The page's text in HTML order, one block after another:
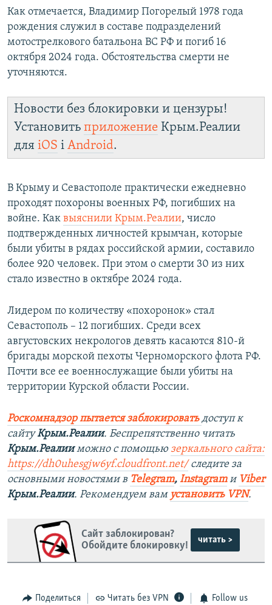
ПОБЕДИТЕЛЕЙ НЕ СУДЯТ?
КРЫМ.НЕПОКОРЕННЫЙ
Все сайты RFE/RL
Как отмечается, Владимир Погорелый 1978 года
рождения служил в составе подразделений
мотострелкового батальона ВС РФ и погиб 16
октября 2024 года. Обстоятельства смерти не
уточняются.
Новости без блокировки и цензуры!
Установить приложение Крым.Реалии
для iOS і Android.
В Крыму и Севастополе практически ежедневно
проходят похороны военных РФ, погибших на
войне. Как выяснили Крым.Реалии, число
подтвержденных личностей крымчан, которые
были убиты в рядах российской армии, составило
более 920 человек. При этом о смерти 30 из них
стало известно в октябре 2024 года.
Лидером по количеству «похоронок» стал
Севастополь – 12 погибших. Среди всех
августовских некрологов девять касаются 810-й
бригады морской пехоты Черноморского флота РФ.
Почти все ее военнослужащие были убиты на
территории Курской области России.
Роскомнадзор пытается заблокировать доступ к
сайтуКрым.Реалии. Беспрепятственно читать
Крым.Реалииможно с помощью зеркального сайта:
https://dh0uhesgjw6yf.cloudfront.net/ следите за
основными новостями в Telegram, Instagramи Viber
Крым.Реалии. Рекомендуем вам установить VPN.
Сайт заблокирован?
Обойдите блокировку!
читать >
Поделиться Читать без VPN Follow us